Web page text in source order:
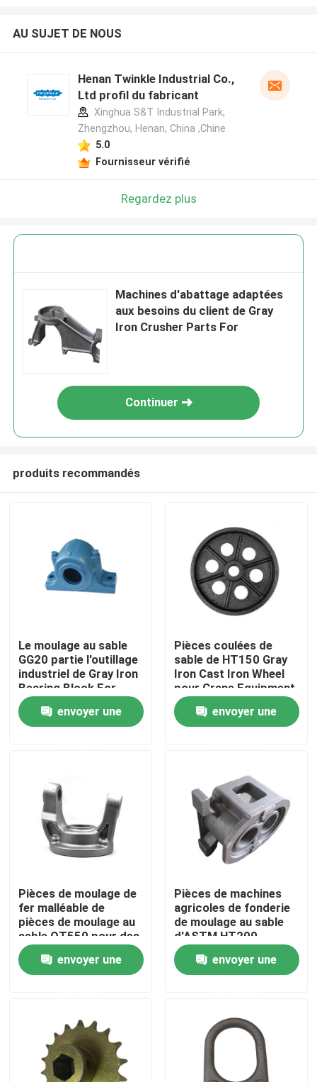
Maison
Produits
Au sujet de nous
Visite d'usine
Contrôle de qualité
Contactez-nous
Demandez une citation
Pièces de moulage en métal
AU SUJET DE NOUS
Henan Twinkle Industrial Co.,
Ltd profil du fabricant
Xinghua S&T Industrial Park,
Zhengzhou, Henan, China ,Chine
5.0
Fournisseur vérifié
Regardez plus
Machines d'abattage adaptées
aux besoins du client de Gray
Iron Crusher Parts For
Continuer
produits recommandés
Le moulage au sable
GG20 partie l'outillage
industriel de Gray Iron
Bearing Block For
envoyer une
Pièces coulées de
sable de HT150 Gray
Iron Cast Iron Wheel
pour Crane Equipment
envoyer une
Pièces de moulage de
fer malléable de
pièces de moulage au
sable QT550 pour des
pièces de camion et
de trainenvoyer une
Pièces de machines
agricoles de fonderie
de moulage au sable
d'ASTM HT200
envoyer une